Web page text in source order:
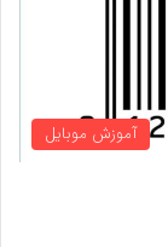
آموزش موبایل